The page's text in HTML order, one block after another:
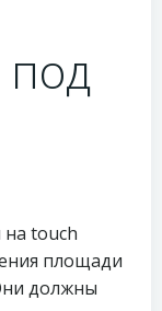
touch
площади
должны